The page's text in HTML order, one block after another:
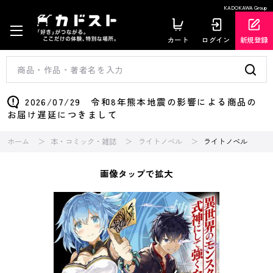
KADOKAWA Group
カート ログイン 新規登録
2026/07/29 令和8年熊本地震の影響による商品の
お届け遅延につきまして
ホーム 本・コミック・雑誌 ライトノベル ライトノベル
画像タップで拡大